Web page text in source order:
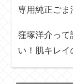
専用純正ごま
窪塚洋介って
い！肌キレイ